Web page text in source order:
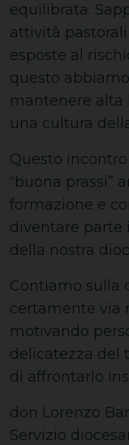
equilibrata.
attività
esposte al
questo
mantenere alta
una cultura
Questo
“buona prassi”
formazione e
diventare parte
della nostra
Contiamo sulla
certamente via
motivando
delicatezza del
di affrontarlo
don Lorenzo
Servizio